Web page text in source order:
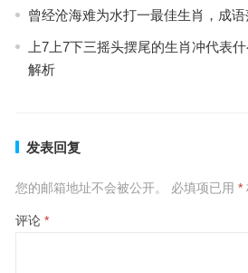
曾经沧海难为水打一最佳生肖，成语
上7上7下三摇头摆尾的生肖冲代表
解析
发表回复
您的邮箱地址不会被公开。 必填项已用 *
评论 *